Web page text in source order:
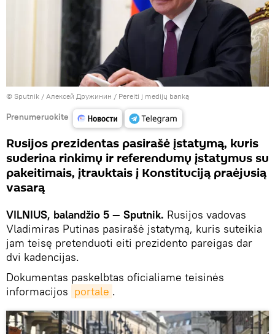
© Sputnik / Алексей Дружинин / Pereiti į medijų banką
Prenumeruokite
Rusijos prezidentas pasirašė įstatymą, kuris
suderina rinkimų ir referendumų įstatymus su
pakeitimais, įtrauktais į Konstituciją praėjusią
vasarą
VILNIUS, balandžio 5 — Sputnik. Rusijos vadovas
Vladimiras Putinas pasirašė įstatymą, kuris suteikia
jam teisę pretenduoti eiti prezidento pareigas dar
dvi kadencijas.
Dokumentas paskelbtas oficialiame teisinės
informacijos portale .